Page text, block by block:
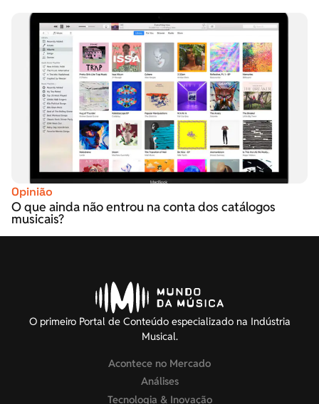
Opinião
O que ainda não entrou na conta dos catálogos
musicais?
O primeiro Portal de Conteúdo especializado na Indústria
Musical.
Acontece no Mercado
Análises
Tecnologia & Inovação